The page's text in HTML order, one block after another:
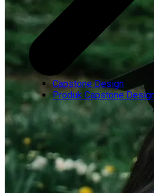
Capstone Design
Produk Capstone